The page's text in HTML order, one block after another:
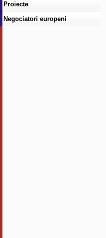
Proiecte
Negociatori europeni